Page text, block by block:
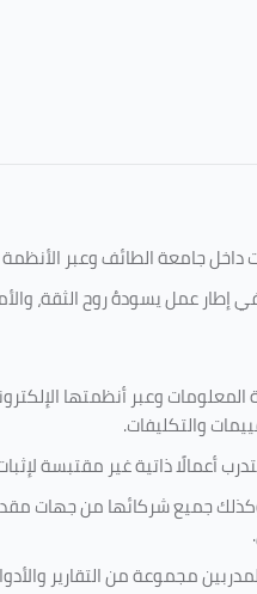
داخل جامعة الطائف وعبر
إطار عمل يسودهُ روح الثقة،
المعلومات وعبر أنظمتها
والتكليفات.
أعمالًا ذاتية غير مقتبسة
جميع شركائها من جهات
مجموعة من التقارير